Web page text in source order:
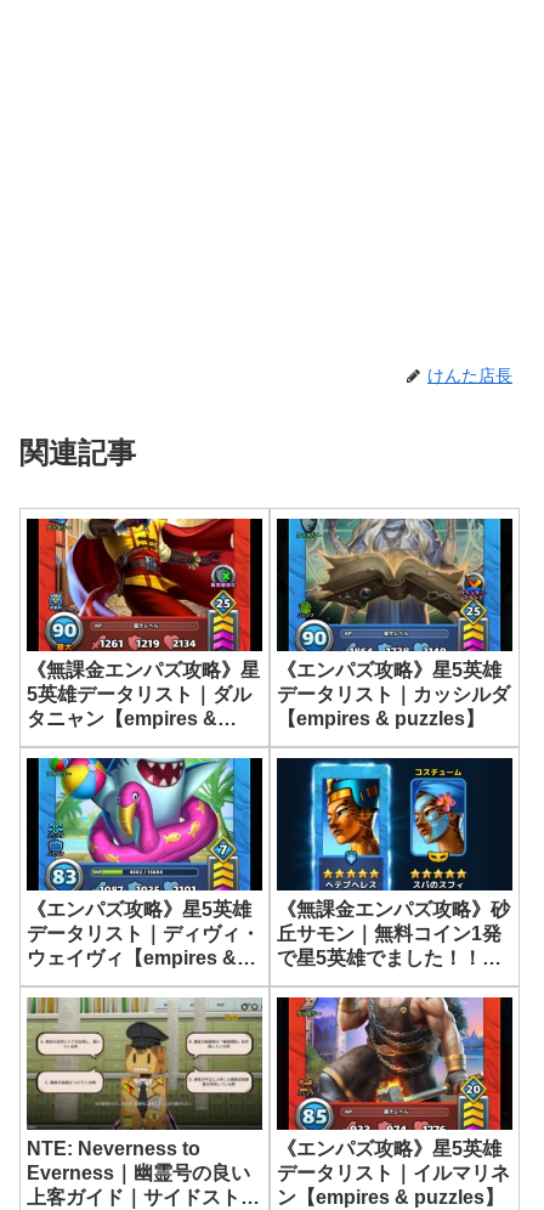
けんた店長
関連記事
《無課金エンパズ攻略》星
5英雄データリスト｜ダル
タニャン【empires &
puzzles】
《エンパズ攻略》星5英雄
データリスト｜カッシルダ
【empires & puzzles】
《エンパズ攻略》星5英雄
データリスト｜ディヴィ・
ウェイヴィ【empires &
puzzles】
《無課金エンパズ攻略》砂
丘サモン｜無料コイン1発
で星5英雄でました！！
『ヘテプヘレス』スパのス
フィンクス【empires &
puzzles】
NTE: Neverness to
Everness｜幽霊号の良い
上客ガイド｜サイドストー
《エンパズ攻略》星5英雄
データリスト｜イルマリネ
ン【empires & puzzles】